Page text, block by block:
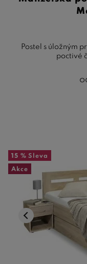
Postel s úložným
poctivé
15 % Sleva
Akce